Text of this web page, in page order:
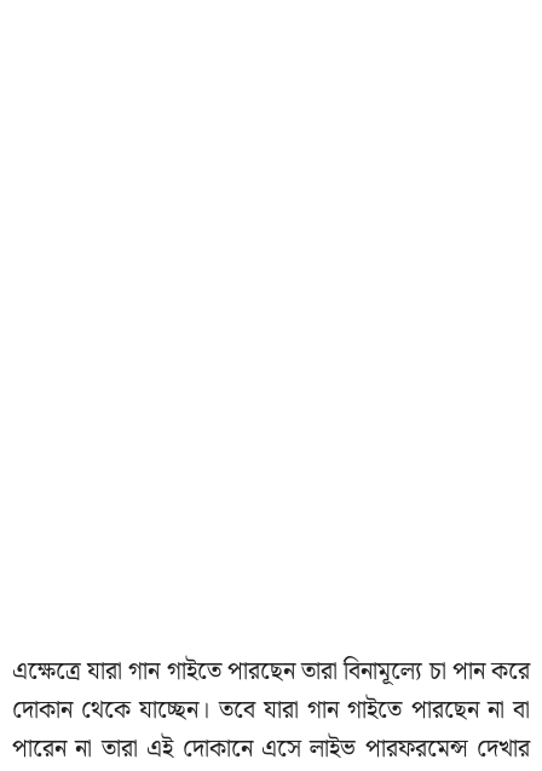
এক্ষেত্রে যারা গান গাইতে পারছেন তারা বিনামূল্যে চা পান করে
দোকান থেকে যাচ্ছেন। তবে যারা গান গাইতে পারছেন না বা
পারেন না তারা এই দোকানে এসে লাইভ পারফরমেন্স দেখার